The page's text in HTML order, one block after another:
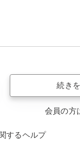
続き
会員の方
するヘルプ